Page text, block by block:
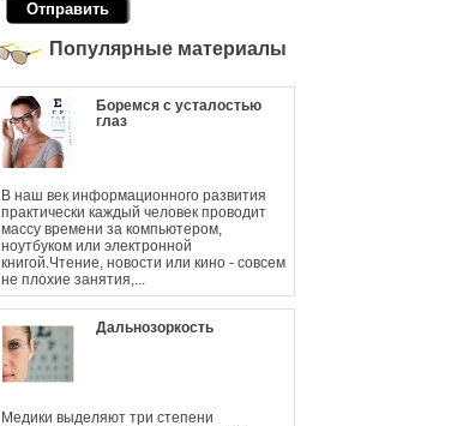
Популярные материалы
Боремся с усталостью
глаз
В наш век информационного развития
практически каждый человек проводит
массу времени за компьютером,
ноутбуком или электронной
книгой.Чтение, новости или кино - совсем
не плохие занятия,...
Дальнозоркость
Медики выделяют три степени